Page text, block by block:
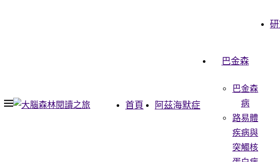
首頁 阿茲海默症
巴金森
巴金森
病
路易體
疾病與
突觸核